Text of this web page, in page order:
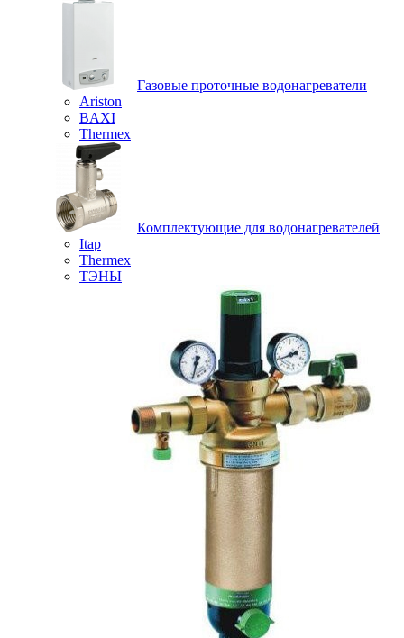
Газовые проточные водонагреватели
Ariston
BAXI
Thermex
Комплектующие для водонагревателей
Itap
Thermex
ТЭНЫ